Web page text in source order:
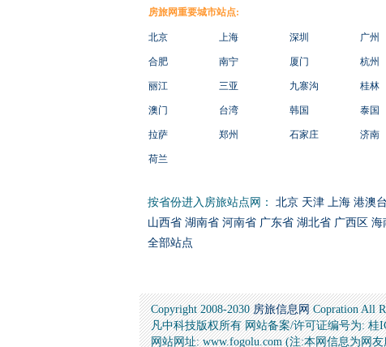
房旅网重要城市站点:
北京 上海 深圳 广州
合肥 南宁 厦门 杭州
丽江 三亚 九寨沟 桂林
澳门 台湾 韩国 泰国
拉萨 郑州 石家庄 济南
荷兰
按省份进入房旅站点网： 北京 天津 上海 港澳台
山西省 湖南省 河南省 广东省 湖北省 广西区 海
全部站点
Copyright 2008-2030房旅信息网Copration All
凡中科技版权所有 网站备案/许可证编号为: 桂
网站网址: www.fogolu.com (注:本网信息为网